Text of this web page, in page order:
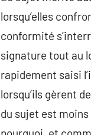
lorsqu’elles
conformité
signature tout au
rapidement saisi
lorsqu’ils gèrent
du sujet est